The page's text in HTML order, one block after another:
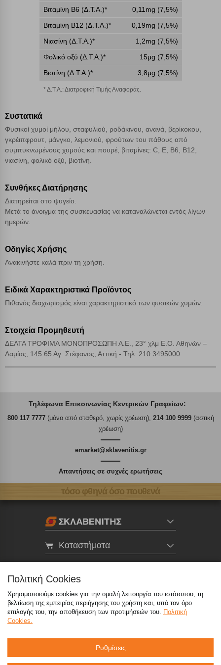
Βιταµίνη Β6 (Δ.Τ.Α.)*
0,11mg (7,5%)
Βιταµίνη Β12 (Δ.Τ.Α.)*
0,19mg (7,5%)
Νιασίνη (Δ.Τ.Α.)*
1,2mg (7,5%)
Φολικό οξύ (Δ.Τ.Α.)*
15μg (7,5%)
Βιοτίνη (Δ.Τ.Α.)*
3,8μg (7,5%)
* Δ.Τ.Α.: Διατροφική Τιμής Αναφοράς.
Συστατικά
Φυσικοί χυμοί μήλου, σταφυλιού, ροδάκινου, ανανά, βερίκοκου,
γκρέιπφρουτ, μάνγκο, λεμονιού, φρούτων του πάθους από
συμπυκνωμένους χυμούς και πουρέ, βιταμίνες: C, E, B6, B12,
νιασίνη, φολικό οξύ, βιοτίνη.
Συνθήκες Διατήρησης
Διατηρείται στο ψυγείο.
Μετά το άνοιγμα της συσκευασίας να καταναλώνεται εντός λίγων
ημερών.
Οδηγίες Χρήσης
Ανακινήστε καλά πριν τη χρήση.
Ειδικά Χαρακτηριστικά Προϊόντος
Πιθανός διαχωρισμός είναι χαρακτηριστικό των φυσικών χυμών.
Στοιχεία Προμηθευτή
ΔΕΛΤΑ ΤΡΟΦΙΜΑ ΜΟΝΟΠΡΟΣΩΠΗ Α.Ε., 23° χλμ Ε.Ο. Αθηνών –
Λαμίας, 145 65 Αγ. Στέφανος, Αττική - Τηλ: 210 3495000
Τηλέφωνα Επικοινωνίας Κεντρικών Γραφείων:
800 117 7777(μόνο από σταθερό, χωρίς χρέωση), 214 100 9999(αστική
χρέωση)
emarket@sklavenitis.gr
Απαντήσεις σε συχνές ερωτήσεις
τόσο φθηνά όσο πουθενά
Καταστήματα
800 117 7777 (μόνο από σταθερό, χωρίς χρέωση),
214 100 9999 (αστική χρέωση)
©2026 Όροι Χρήσης Πολιτική Απορρήτου
Πολιτική Cookies
Χρησιμοποιούμε cookies για την ομαλή λειτουργία του ιστότοπου, τη
βελτίωση της εμπειρίας περιήγησης του χρήστη και, υπό τον όρο
επιλογής του, την αποθήκευση των προτιμήσεών του. Πολιτική
Cookies.
Ρυθμίσεις
Απολύτως απαραίτητα cookies Πάντα Ενεργό
Αποθήκευση ρυθμίσεων
Απόρριψη όλων